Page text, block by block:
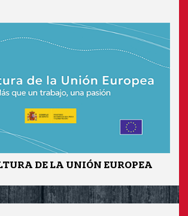
DE LA UNIÓN EUROPEA